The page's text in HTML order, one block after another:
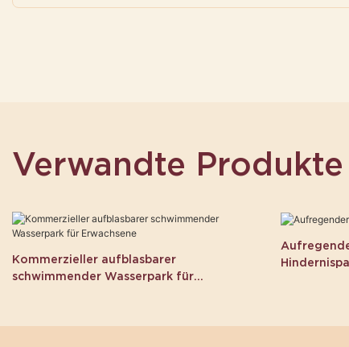
Verwandte Produkte
Kommerzieller aufblasbarer
schwimmender Wasserpark für